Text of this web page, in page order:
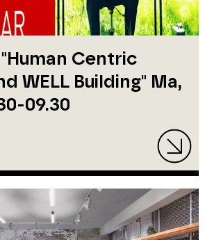
Centric
WELL Building" Ma,
09.30